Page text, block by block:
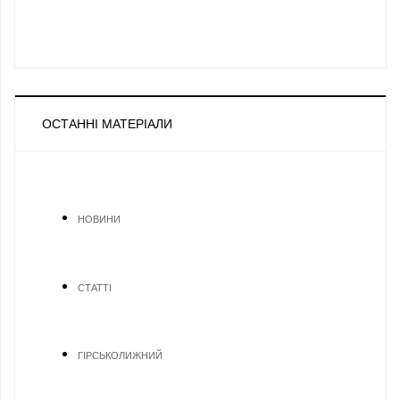
ОСТАННІ МАТЕРІАЛИ
НОВИНИ
СТАТТІ
ГІРСЬКОЛИЖНИЙ